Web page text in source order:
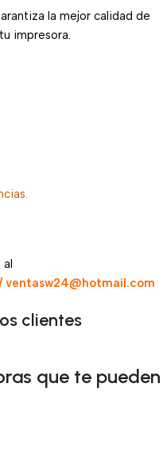
la mejor calidad de
impresora.
al
ventasw24@hotmail.com
clientes
que te pueden